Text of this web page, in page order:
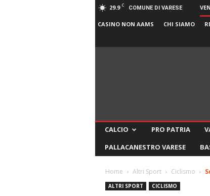
29.9 C COMUNE DI VARESE
CASINO NON AAMS CHI SIAMO
CALCIO PRO PATRIA
PALLACANESTRO VARESE
Home Altri Sport Ciclismo
ALTRI SPORT CICLISMO